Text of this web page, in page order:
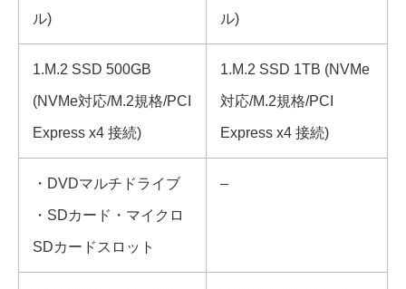
ル) ル)
1.M.2 SSD 500GB
(NVMe対応/M.2規格/PCI
Express x4 接続)
1.M.2 SSD 1TB (NVMe
対応/M.2規格/PCI
Express x4 接続)
・DVDマルチドライブ
・SDカード・マイクロ
SDカードスロット
–